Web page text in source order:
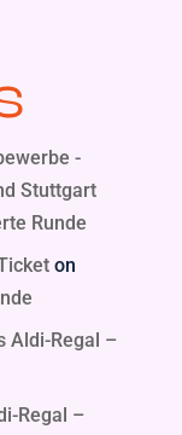
-
Stuttgart
Runde
on
Aldi-Regal –
Regal –